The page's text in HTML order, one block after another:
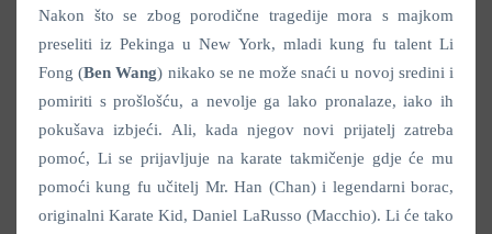
Nakon što se zbog porodične tragedije mora s majkom
preseliti iz Pekinga u New York, mladi kung fu talent Li
Fong (Ben Wang) nikako se ne može snaći u novoj sredini i
pomiriti s prošlošću, a nevolje ga lako pronalaze, iako ih
pokušava izbjeći. Ali, kada njegov novi prijatelj zatreba
pomoć, Li se prijavljuje na karate takmičenje gdje će mu
pomoći kung fu učitelj Mr. Han (Chan) i legendarni borac,
originalni Karate Kid, Daniel LaRusso (Macchio). Li će tako